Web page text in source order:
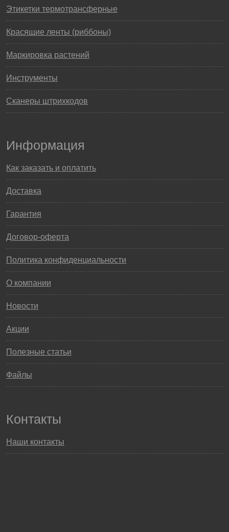
Этикетки термотрансферные
Красящие ленты (риббоны)
Маркировка растений
Инструменты
Сканеры штрихкодов
Информация
Как заказать и оплатить
Доставка
Гарантия
Договор-оферта
Политика конфиденциальности
О компании
Новости
Акции
Полезные статьи
Файлы
Контакты
Наши контакты